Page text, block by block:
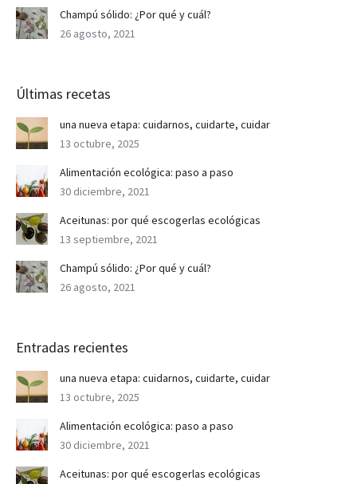
Champú sólido: ¿Por qué y cuál?
26 agosto, 2021
Últimas recetas
una nueva etapa: cuidarnos, cuidarte, cuidar
13 octubre, 2025
Alimentación ecológica: paso a paso
30 diciembre, 2021
Aceitunas: por qué escogerlas ecológicas
13 septiembre, 2021
Champú sólido: ¿Por qué y cuál?
26 agosto, 2021
Entradas recientes
una nueva etapa: cuidarnos, cuidarte, cuidar
13 octubre, 2025
Alimentación ecológica: paso a paso
30 diciembre, 2021
Aceitunas: por qué escogerlas ecológicas